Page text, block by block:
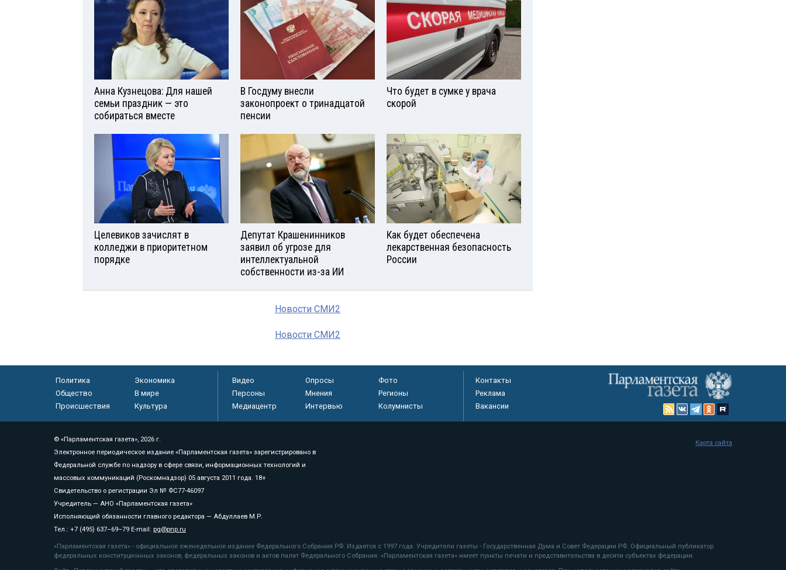
Анна Кузнецова: Для нашей
семьи праздник — это
собираться вместе
В Госдуму внесли
законопроект о тринадцатой
пенсии
Что будет в сумке у врача
скорой
Целевиков зачислят в
колледжи в приоритетном
порядке
Депутат Крашенинников
заявил об угрозе для
интеллектуальной
собственности из-за ИИ
Как будет обеспечена
лекарственная безопасность
России
Новости СМИ2
Новости СМИ2
Политика
Экономика
Общество
В мире
Происшествия
Культура
Видео Опросы
Фото
Персоны
Мнения
Регионы
Медиацентр
Интервью Колумнисты
Контакты
Реклама
Вакансии
© «Парламентская газета», 2026 г.
Электронное периодическое издание «Парламентская газета» зарегистрировано в
Федеральной службе по надзору в сфере связи, информационных технологий и
массовых коммуникаций (Роскомнадзор) 05 августа 2011 года. 18+
Свидетельство о регистрации Эл № ФС77-46097
Учредитель — АНО «Парламентская газета»
Исполняющий обязанности главного редактора — Абдуллаев М.Р.
Тел.: +7 (495) 637–69–79 E-mail: pg@pnp.ru
«Парламентская газета» - официальное еженедельное издание Федерального Собрания РФ. Издается с 1997 года. Учредители газеты - Государственная Дума и Совет Федерации РФ. Официальный публикатор
федеральных конституционных законов, федеральных законов и актов палат Федерального Собрания. «Парламентская газета» имеет пункты печати и представительства в десяти субъектах федерации.
Карта сайта